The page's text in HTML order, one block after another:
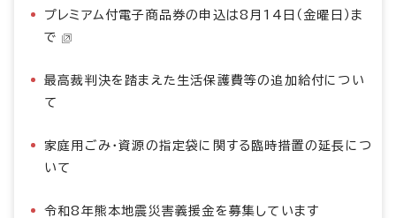
プレミアム付電子商品券の申込は8月14日（金曜日）ま
で
最高裁判決を踏まえた生活保護費等の追加給付につい
て
家庭用ごみ・資源の指定袋に関する臨時措置の延長につ
いて
令和8年熊本地震災害義援金を募集しています